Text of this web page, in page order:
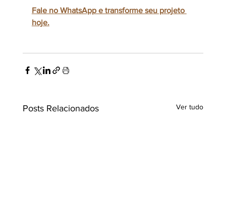
Fale no WhatsApp e transforme seu projeto
hoje.
Posts Relacionados Ver tudo